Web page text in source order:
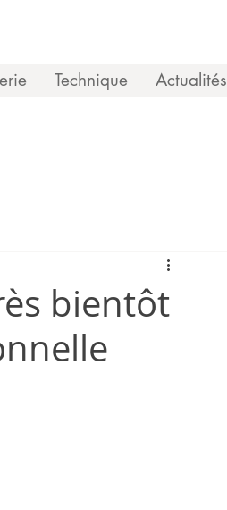
Technique Actualités
bientôt